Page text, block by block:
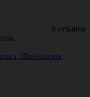
0 отзывов
Швейцария